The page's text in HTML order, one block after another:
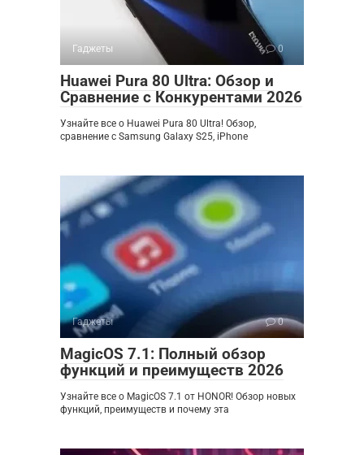
Гаджеты 0
Huawei Pura 80 Ultra: Обзор и
Сравнение с Конкурентами 2026
Узнайте все о Huawei Pura 80 Ultra! Обзор,
сравнение с Samsung Galaxy S25, iPhone
Гаджеты 0
MagicOS 7.1: Полный обзор
функций и преимуществ 2026
Узнайте все о MagicOS 7.1 от HONOR! Обзор новых
функций, преимуществ и почему эта